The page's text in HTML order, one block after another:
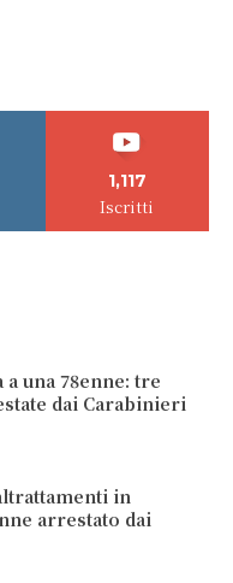
1,117
Iscritti
una 78enne: tre
dai Carabinieri
in
arrestato dai